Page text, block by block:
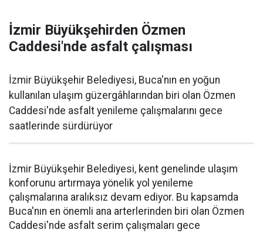
İzmir Büyükşehirden Özmen
Caddesi'nde asfalt çalışması
İzmir Büyükşehir Belediyesi, Buca'nın en yoğun
kullanılan ulaşım güzergâhlarından biri olan Özmen
Caddesi'nde asfalt yenileme çalışmalarını gece
saatlerinde sürdürüyor
İzmir Büyükşehir Belediyesi, kent genelinde ulaşım
konforunu artırmaya yönelik yol yenileme
çalışmalarına aralıksız devam ediyor. Bu kapsamda
Buca'nın en önemli ana arterlerinden biri olan Özmen
Caddesi'nde asfalt serim çalışmaları gece